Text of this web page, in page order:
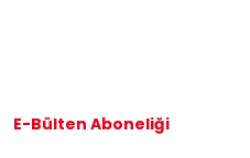
E-Bülten Aboneliği